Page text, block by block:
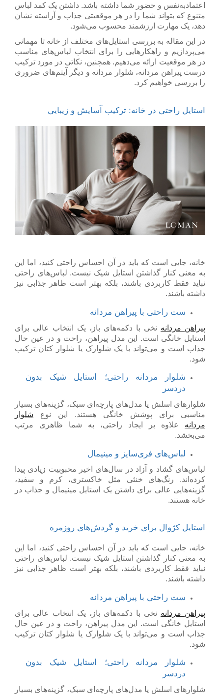
اعتمادبه‌نفس و حضور شما داشته باشد. داشتن یک کمد لباس
متنوع که بتواند شما را در هر موقعیتی جذاب و آراسته نشان
دهد، یک مهارت ارزشمند محسوب می‌شود.
در این مقاله به بررسی استایل‌های مختلف از خانه تا مهمانی
می‌پردازیم و راهکارهایی را برای انتخاب لباس‌های مناسب
در هر موقعیت ارائه می‌دهیم. همچنین، نکاتی در مورد ترکیب
درست پیراهن مردانه، شلوار مردانه و دیگر آیتم‌های ضروری
را بررسی خواهیم کرد.
استایل راحتی در خانه: ترکیب آسایش و زیبایی
خانه، جایی است که باید در آن احساس راحتی کنید، اما این
به معنی کنار گذاشتن استایل شیک نیست. لباس‌های راحتی
نباید فقط کاربردی باشند، بلکه بهتر است ظاهر جذابی نیز
داشته باشند.
ست راحتی با پیراهن مردانه
پیراهن مردانه نخی با دکمه‌های باز، یک انتخاب عالی برای
استایل خانگی است. این مدل پیراهن، راحت و در عین حال
جذاب است و می‌تواند با یک شلوارک یا شلوار کتان ترکیب
شود.
شلوار مردانه راحتی؛ استایل شیک بدون
دردسر
شلوارهای اسلش یا مدل‌های پارچه‌ای سبک، گزینه‌های بسیار
مناسبی برای پوشش خانگی هستند. این نوع شلوار
مردانه علاوه بر ایجاد راحتی، به شما ظاهری مرتب
می‌بخشد.
لباس‌های فری‌سایز و مینیمال
لباس‌های گشاد و آزاد در سال‌های اخیر محبوبیت زیادی پیدا
کرده‌اند. رنگ‌های خنثی مثل خاکستری، کرم و سفید،
گزینه‌هایی عالی برای داشتن یک استایل مینیمال و جذاب در
خانه هستند.
استایل کژوال برای خرید و گردش‌های روزمره
خانه، جایی است که باید در آن احساس راحتی کنید، اما این
به معنی کنار گذاشتن استایل شیک نیست. لباس‌های راحتی
نباید فقط کاربردی باشند، بلکه بهتر است ظاهر جذابی نیز
داشته باشند.
ست راحتی با پیراهن مردانه
پیراهن مردانه نخی با دکمه‌های باز، یک انتخاب عالی برای
استایل خانگی است. این مدل پیراهن، راحت و در عین حال
جذاب است و می‌تواند با یک شلوارک یا شلوار کتان ترکیب
شود.
شلوار مردانه راحتی؛ استایل شیک بدون
دردسر
شلوارهای اسلش یا مدل‌های پارچه‌ای سبک، گزینه‌های بسیار